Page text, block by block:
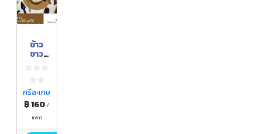
ข้าว
ขาว
ย์
ศรีสะเกษ
฿ 160/
แพค